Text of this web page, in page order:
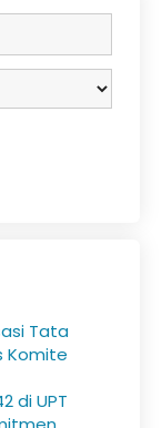
Tata
Komite
di UPT